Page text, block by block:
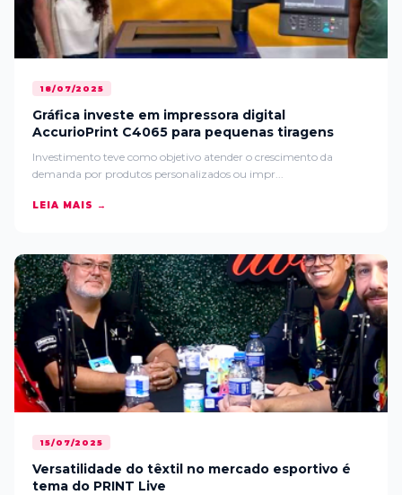
18/07/2025
Gráfica investe em impressora digital
AccurioPrint C4065 para pequenas tiragens
Investimento teve como objetivo atender o crescimento da
demanda por produtos personalizados ou impr...
LEIA MAIS →
15/07/2025
Versatilidade do têxtil no mercado esportivo é
tema do PRINT Live